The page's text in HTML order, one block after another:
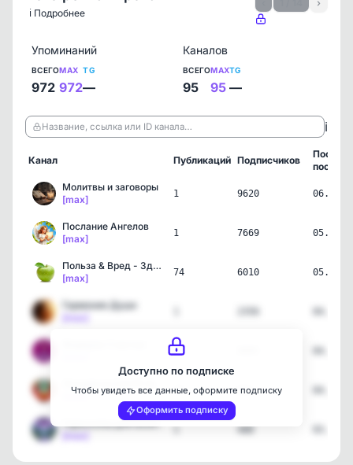
ℹ️ Подробнее
›
Упоминаний
ВСЕГО
972
MAX
972
TG
—
Каналов
ВСЕГО
95
MAX
95
TG
—
Название, ссылка или ID канала… ℹ️
Канал Публикаций Подписчиков
пост
Молитвы и заговоры
[max]
1 9620
Послание Ангелов
[max]
1 7669
Польза & Вред - Здоровье…
[max]
74 6010
Гармония Души
1
[max]
37 821
Гороскопы для всех!
1 488
Доступно по подписке
Чтобы увидеть все данные, оформите подписку
Оформить подписку